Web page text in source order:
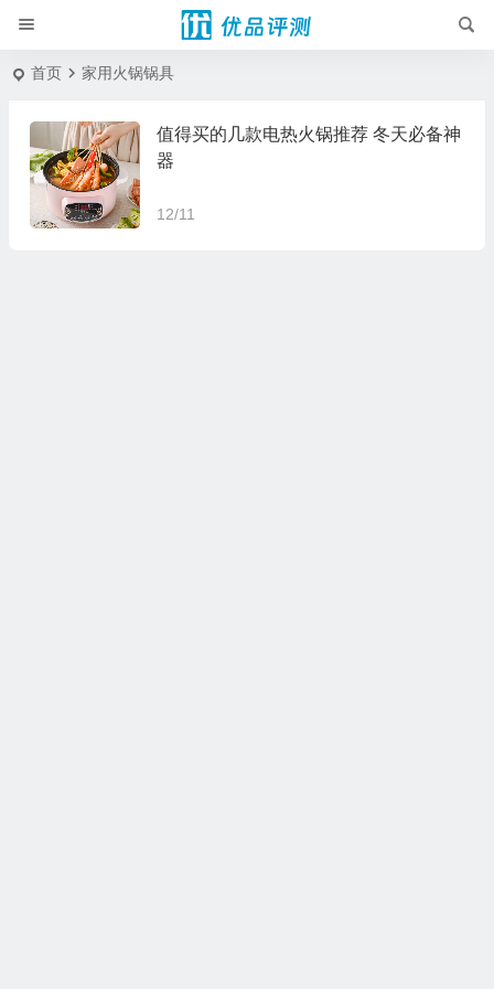
首页 家用火锅锅具
值得买的几款电热火锅推荐 冬天必备神
器
12/11